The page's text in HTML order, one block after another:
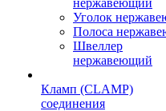
нержавеющий
Уголок
Полоса
Швеллер
нержавеющий
Кламп (CLAMP)
соединения